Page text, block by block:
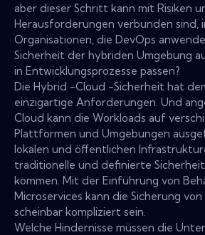
aber dieser Schritt kann mit Risiken
Herausforderungen verbunden sind,
Organisationen, die DevOps
Sicherheit der hybriden Umgebung
in Entwicklungsprozesse passen?
Die Hybrid -Cloud -Sicherheit hat
einzigartige Anforderungen. Und
Cloud kann die Workloads auf
Plattformen und Umgebungen
lokalen und öffentlichen
traditionelle und definierte
kommen. Mit der Einführung von
Microservices kann die Sicherung
scheinbar kompliziert sein.
Welche Hindernisse müssen die